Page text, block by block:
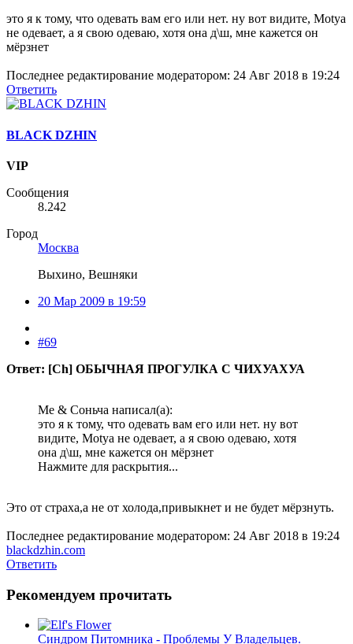
это я к тому, что одевать вам его или нет. ну вот видите, Motya
не одевает, а я свою одеваю, хотя она д\ш, мне кажется он
мёрзнет
Последнее редактирование модератором: 24 Авг 2018 в 19:24
Ответить
BLACK DZHIN
VIP
Сообщения
8.242
Город
Москва
Выхино, Вешняки
20 Мар 2009 в 19:59
#69
Ответ: [Ch] ОБЫЧНАЯ ПРОГУЛКА С ЧИХУАХУА
Me & Соньча написал(а):
это я к тому, что одевать вам его или нет. ну вот
видите, Motya не одевает, а я свою одеваю, хотя
она д\ш, мне кажется он мёрзнет
Нажмите для раскрытия...
Это от страха,а не от холода,привыкнет и не будет мёрзнуть.
Последнее редактирование модератором: 24 Авг 2018 в 19:24
blackdzhin.com
Ответить
Рекомендуем прочитать
Синдром Питомника - Проблемы У Владельцев.